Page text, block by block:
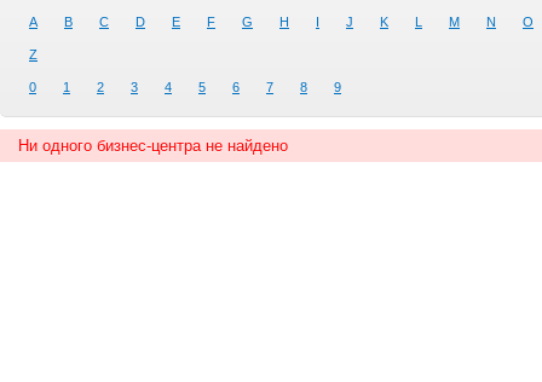
A B C D E F G H I J K L M N O
Z
0 1 2 3 4 5 6 7 8 9
Ни одного бизнес-центра не найдено